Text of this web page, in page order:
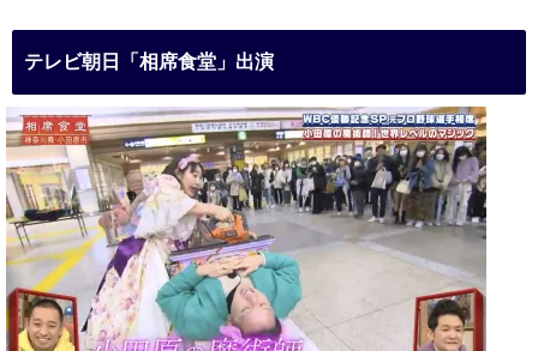
テレビ朝日「相席食堂」出演